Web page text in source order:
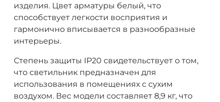
изделия. Цвет арматуры белый, что
способствует легкости восприятия и
гармонично вписывается в разнообразные
интерьеры.
Степень защиты IP20 свидетельствует о том,
что светильник предназначен для
использования в помещениях с сухим
воздухом. Вес модели составляет 8,9 кг, что